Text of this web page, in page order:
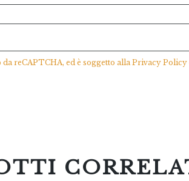
reCAPTCHA, ed è soggetto allaPrivacy Policy